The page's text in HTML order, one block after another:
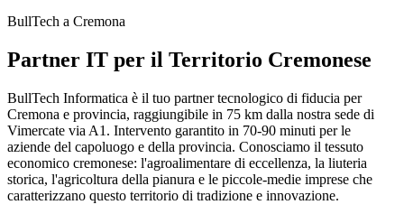
BullTech a Cremona
Partner IT per il Territorio Cremonese
BullTech Informatica è il tuo partner tecnologico di fiducia per
Cremona e provincia, raggiungibile in 75 km dalla nostra sede di
Vimercate via A1. Intervento garantito in 70-90 minuti per le
aziende del capoluogo e della provincia. Conosciamo il tessuto
economico cremonese: l'agroalimentare di eccellenza, la liuteria
storica, l'agricoltura della pianura e le piccole-medie imprese che
caratterizzano questo territorio di tradizione e innovazione.